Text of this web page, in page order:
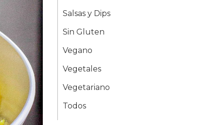
Salsas y Dips
Sin Gluten
Vegano
Vegetales
Vegetariano
Todos